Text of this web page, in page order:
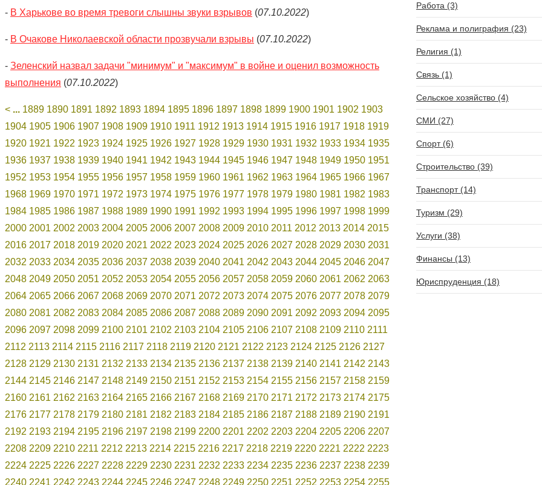
- В Харькове во время тревоги слышны звуки взрывов (07.10.2022)
- В Очакове Николаевской области прозвучали взрывы (07.10.2022)
- Зеленский назвал задачи "минимум" и "максимум" в войне и оценил возможность
выполнения (07.10.2022)
< ... 1889 1890 1891 1892 1893 1894 1895 1896 1897 1898 1899 1900 1901 1902 1903
1904 1905 1906 1907 1908 1909 1910 1911 1912 1913 1914 1915 1916 1917 1918 1919
1920 1921 1922 1923 1924 1925 1926 1927 1928 1929 1930 1931 1932 1933 1934 1935
1936 1937 1938 1939 1940 1941 1942 1943 1944 1945 1946 1947 1948 1949 1950 1951
1952 1953 1954 1955 1956 1957 1958 1959 1960 1961 1962 1963 1964 1965 1966 1967
1968 1969 1970 1971 1972 1973 1974 1975 1976 1977 1978 1979 1980 1981 1982 1983
1984 1985 1986 1987 1988 1989 1990 1991 1992 1993 1994 1995 1996 1997 1998 1999
2000 2001 2002 2003 2004 2005 2006 2007 2008 2009 2010 2011 2012 2013 2014 2015
2016 2017 2018 2019 2020 2021 2022 2023 2024 2025 2026 2027 2028 2029 2030 2031
2032 2033 2034 2035 2036 2037 2038 2039 2040 2041 2042 2043 2044 2045 2046 2047
2048 2049 2050 2051 2052 2053 2054 2055 2056 2057 2058 2059 2060 2061 2062 2063
2064 2065 2066 2067 2068 2069 2070 2071 2072 2073 2074 2075 2076 2077 2078 2079
2080 2081 2082 2083 2084 2085 2086 2087 2088 2089 2090 2091 2092 2093 2094 2095
2096 2097 2098 2099 2100 2101 2102 2103 2104 2105 2106 2107 2108 2109 2110 2111
2112 2113 2114 2115 2116 2117 2118 2119 2120 2121 2122 2123 2124 2125 2126 2127
2128 2129 2130 2131 2132 2133 2134 2135 2136 2137 2138 2139 2140 2141 2142 2143
2144 2145 2146 2147 2148 2149 2150 2151 2152 2153 2154 2155 2156 2157 2158 2159
2160 2161 2162 2163 2164 2165 2166 2167 2168 2169 2170 2171 2172 2173 2174 2175
2176 2177 2178 2179 2180 2181 2182 2183 2184 2185 2186 2187 2188 2189 2190 2191
2192 2193 2194 2195 2196 2197 2198 2199 2200 2201 2202 2203 2204 2205 2206 2207
2208 2209 2210 2211 2212 2213 2214 2215 2216 2217 2218 2219 2220 2221 2222 2223
2224 2225 2226 2227 2228 2229 2230 2231 2232 2233 2234 2235 2236 2237 2238 2239
2240 2241 2242 2243 2244 2245 2246 2247 2248 2249 2250 2251 2252 2253 2254 2255
Работа (3)
Реклама и полиграфия (23)
Религия (1)
Связь (1)
Сельское хозяйство (4)
СМИ (27)
Спорт (6)
Строительство (39)
Транспорт (14)
Туризм (29)
Услуги (38)
Финансы (13)
Юриспруденция (18)